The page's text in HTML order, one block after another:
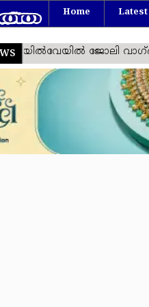
Home Latest